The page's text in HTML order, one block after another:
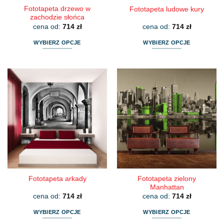
Fototapeta drzewo w
zachodzie słońca
cena od: 714 zł
WYBIERZ OPCJE
wiele
wariantów.
Opcje
można
wybrać
na
stronie
Fototapeta ludowe kury
cena od: 714 zł
WYBIERZ OPCJE
wiele
wariantów.
Opcje
można
wybrać
na
stronie
produktu
Fototapeta arkady
cena od: 714 zł
WYBIERZ OPCJE
Fototapeta zielony
Manhattan
cena od: 714 zł
WYBIERZ OPCJE